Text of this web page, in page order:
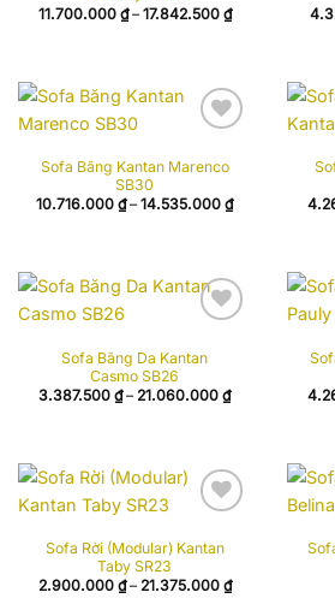
11.700.000 ₫ – 17.842.500 ₫Khoảng
giá:
17.842.500 ₫
wishlist
Sofa Băng Kantan Marenco
SB30
10.716.000 ₫ – 14.535.000 ₫Khoảng
giá:
14.535.000 ₫
wishlist
Sofa Băng Da Kantan
Casmo SB26
3.387.500 ₫ – 21.060.000 ₫Khoảng
giá:
21.060.000 ₫
wishlist
Sofa Rời (Modular) Kantan
Taby SR23
2.900.000 ₫ – 21.375.000 ₫Khoảng
giá: